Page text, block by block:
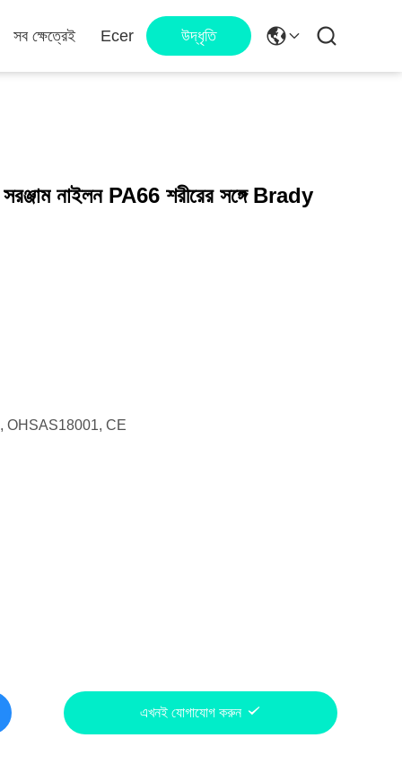
সব ক্ষেত্রেই Ecer উদ্ধৃতি
নাইলন PA66 শরীরের সঙ্গে Brady
OHSAS18001, CE
এখনই যোগাযোগ করুন